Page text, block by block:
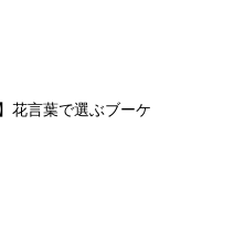
花言葉で選ぶブーケ